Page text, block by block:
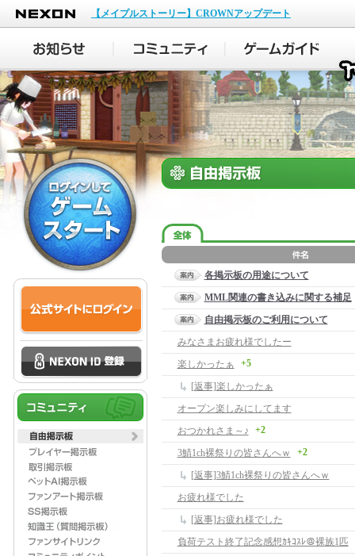
NEXON
【メイプルストーリー】CROWNアップデート
各掲示板の用途について
MML関連の書き込みに関する補足
自由掲示板のご利用について
みなさまお疲れ様でしたー
楽しかったぁ
+5
[返事]楽しかったぁ
オープン楽しみにしてます
おつかれさま～♪
+2
3鯖1ch裸祭りの皆さんへｗ +2
[返事]3鯖1ch裸祭りの皆さんへｗ
お疲れ様でした
[返事]お疲れ様でした
負荷テスト終了記念感想ｶｷｺｽﾚ＠裸族1匹